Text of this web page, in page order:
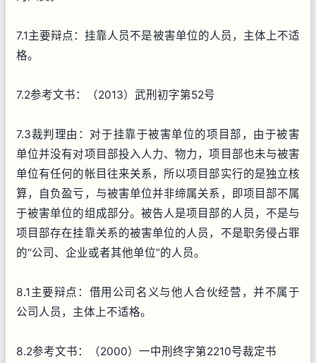
7.1主要辩点：挂靠人员不是被害单位的人员，主体上不适
格。
7.2参考文书：（2013）武刑初字第52号
7.3裁判理由：对于挂靠于被害单位的项目部，由于被害
单位并没有对项目部投入人力、物力，项目部也未与被害
单位有任何的帐目往来关系，所以项目部实行的是独立核
算，自负盈亏，与被害单位并非缔属关系，即项目部不属
于被害单位的组成部分。被告人是项目部的人员，不是与
项目部存在挂靠关系的被害单位的人员，不是职务侵占罪
的“公司、企业或者其他单位”的人员。
8.1主要辩点：借用公司名义与他人合伙经营，并不属于
公司人员，主体上不适格。
8.2参考文书：（2000）一中刑终字第2210号裁定书